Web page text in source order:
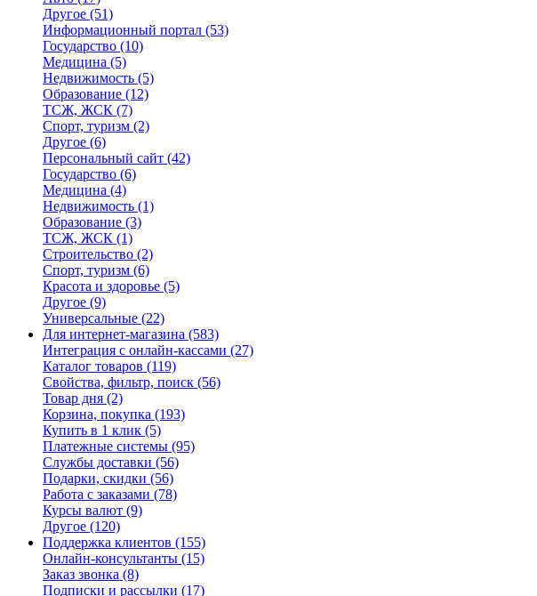
Другое (51)
Информационный портал (53)
Государство (10)
Медицина (5)
Недвижимость (5)
Образование (12)
ТСЖ, ЖСК (7)
Спорт, туризм (2)
Другое (6)
Персональный сайт (42)
Государство (6)
Медицина (4)
Недвижимость (1)
Образование (3)
ТСЖ, ЖСК (1)
Строительство (2)
Спорт, туризм (6)
Красота и здоровье (5)
Другое (9)
Универсальные (22)
Для интернет-магазина (583)
Интеграция с онлайн-кассами (27)
Каталог товаров (119)
Свойства, фильтр, поиск (56)
Товар дня (2)
Корзина, покупка (193)
Купить в 1 клик (5)
Платежные системы (95)
Службы доставки (56)
Подарки, скидки (56)
Работа с заказами (78)
Курсы валют (9)
Другое (120)
Поддержка клиентов (155)
Онлайн-консультанты (15)
Заказ звонка (8)
Подписки и рассылки (17)